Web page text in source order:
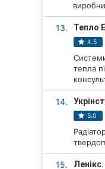
Ужгород13. Тепло
4.5
тепла
14.
5.0
15.